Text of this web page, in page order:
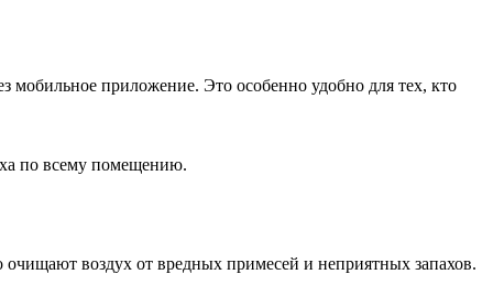
мобильное приложение. Это особенно удобно для тех, кто
по всему помещению.
очищают воздух от вредных примесей и неприятных запахов.